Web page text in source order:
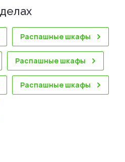
Распашные шкафы
Распашные шкафы
Распашные шкафы